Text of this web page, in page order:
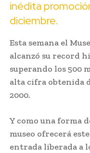
inédita
diciembre.
Esta semana el
alcanzó su record
superando los 500
alta cifra obtenida
2000.
Y como una forma
museo ofrecerá
entrada liberada a